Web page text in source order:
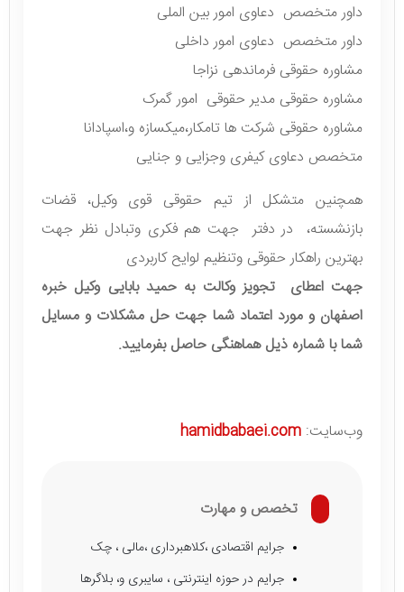
داور متخصص دعاوی امور بین الملی
داور متخصص دعاوی امور داخلی
مشاوره حقوقی فرماندهی نزاجا
مشاوره حقوقی ‌مدیر حقوقی امور گمرک
مشاوره حقوقی شرکت ها تامکار،میکسازه و،اسپادانا
متخصص دعاوی کیفری وجزایی و جنایی
همچنین متشکل از تیم حقوقی قوی وکیل، قضات
بازنشسته، در دفتر جهت هم فکری وتبادل نظر جهت
بهترین راهکار حقوقی وتنظیم لوایح کاربردی
جهت اعطای تجویز وکالت به حمید بابایی وکیل خبره
اصفهان و مورد اعتماد شما جهت حل مشکلات و مسایل
شما با شماره ذیل هماهنگی حاصل بفرمایید.
وب‌سایت: hamidbabaei.com
تخصص و مهارت
جرایم اقتصادی ،کلاهبرداری ،مالی ، چک
جرایم در حوزه اینترنتی ، سایبری و، بلاگرها